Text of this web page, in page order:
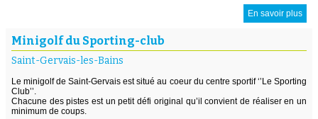
En savoir plus
Minigolf du Sporting-club
Saint-Gervais-les-Bains
Le minigolf de Saint-Gervais est situé au coeur du centre sportif ‘’Le Sporting
Club’’.
Chacune des pistes est un petit défi original qu’il convient de réaliser en un
minimum de coups.